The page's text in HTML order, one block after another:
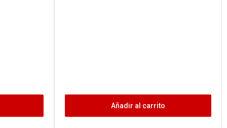
Añadir al carrito